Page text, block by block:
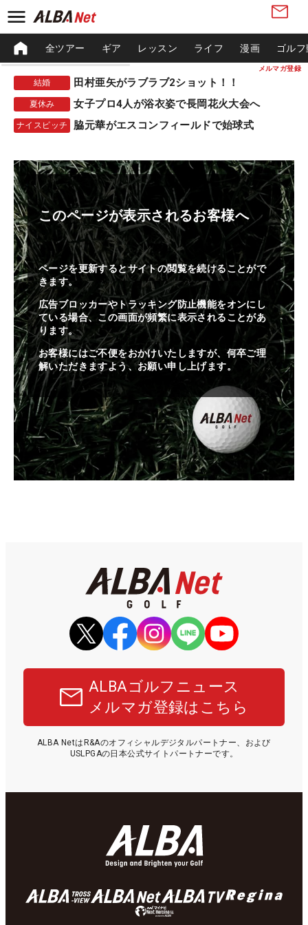
メルマガ登録
全ツアー ギア レッスン ライフ 漫画 ゴル
結婚 田村亜矢がラブラブ2ショット！！
夏休み 女子プロ4人が浴衣姿で長岡花火大会へ
ナイスピッチ 脇元華がエスコンフィールドで始球式
このページが表示されるお客様へ
ページを更新するとサイトの閲覧を続けることがで
きます。
広告ブロッカーやトラッキング防止機能をオンにし
ている場合、この画面が頻繁に表示されることがあ
ります。
お客様にはご不便をおかけいたしますが、何卒ご理
解いただきますよう、お願い申し上げます。
ALBAゴルフニュース
メルマガ登録はこちら
ALBA NetはR&Aのオフィシャルデジタルパートナー、および
USLPGAの日本公式サイトパートナーです。